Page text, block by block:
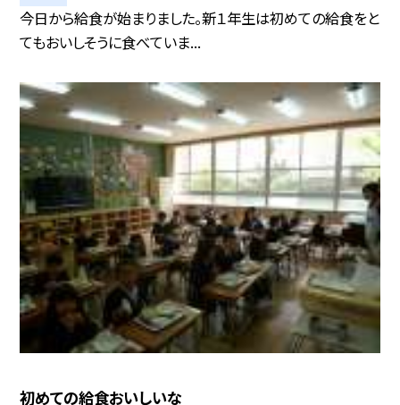
今日から給食が始まりました。新１年生は初めての給食をと
てもおいしそうに食べていま...
初めての給食おいしいな